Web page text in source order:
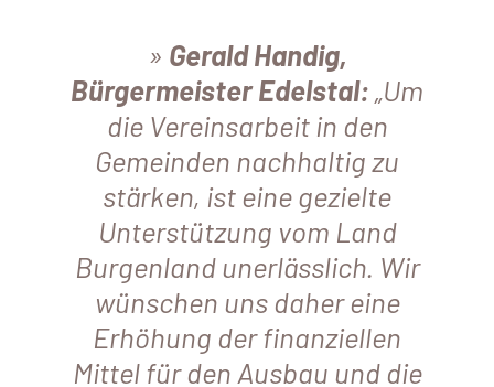
Gerald Handig,
Bürgermeister Edelstal: „Um
die Vereinsarbeit in den
Gemeinden nachhaltig zu
stärken, ist eine gezielte
Unterstützung vom Land
Burgenland unerlässlich. Wir
wünschen uns daher eine
Erhöhung der finanziellen
Mittel für den Ausbau und die